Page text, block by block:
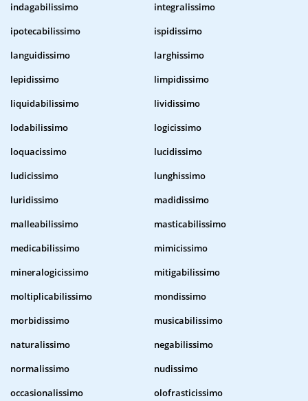
indagabilissimo
integralissimo
ipotecabilissimo
ispidissimo
languidissimo
larghissimo
lepidissimo
limpidissimo
liquidabilissimo
lividissimo
lodabilissimo
logicissimo
loquacissimo
lucidissimo
ludicissimo
lunghissimo
luridissimo
madidissimo
malleabilissimo
masticabilissimo
medicabilissimo
mimicissimo
mineralogicissimo
mitigabilissimo
moltiplicabilissimo
mondissimo
morbidissimo
musicabilissimo
naturalissimo
negabilissimo
normalissimo
nudissimo
occasionalissimo
olofrasticissimo